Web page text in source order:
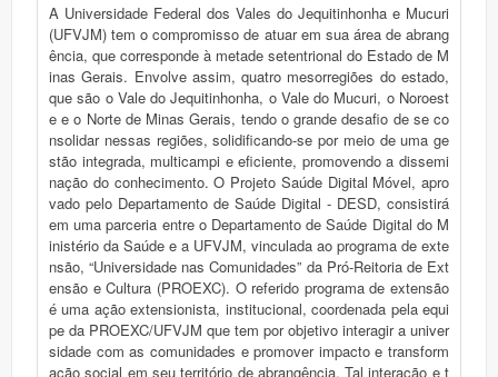
A Universidade Federal dos Vales do Jequitinhonha e Mucuri
(UFVJM) tem o compromisso de atuar em sua área de abrang
ência, que corresponde à metade setentrional do Estado de M
inas Gerais. Envolve assim, quatro mesorregiões do estado,
que são o Vale do Jequitinhonha, o Vale do Mucuri, o Noroest
e e o Norte de Minas Gerais, tendo o grande desafio de se co
nsolidar nessas regiões, solidificando-se por meio de uma ge
stão integrada, multicampi e eficiente, promovendo a dissemi
nação do conhecimento. O Projeto Saúde Digital Móvel, apro
vado pelo Departamento de Saúde Digital - DESD, consistirá
em uma parceria entre o Departamento de Saúde Digital do M
inistério da Saúde e a UFVJM, vinculada ao programa de exte
nsão, “Universidade nas Comunidades” da Pró-Reitoria de Ext
ensão e Cultura (PROEXC). O referido programa de extensão
é uma ação extensionista, institucional, coordenada pela equi
pe da PROEXC/UFVJM que tem por objetivo interagir a univer
sidade com as comunidades e promover impacto e transform
ação social em seu território de abrangência. Tal interação e t